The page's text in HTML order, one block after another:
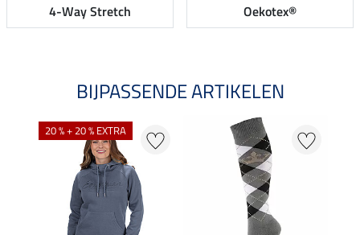
4-Way Stretch Oekotex®
BIJPASSENDE ARTIKELEN
20 % + 20 % EXTRA